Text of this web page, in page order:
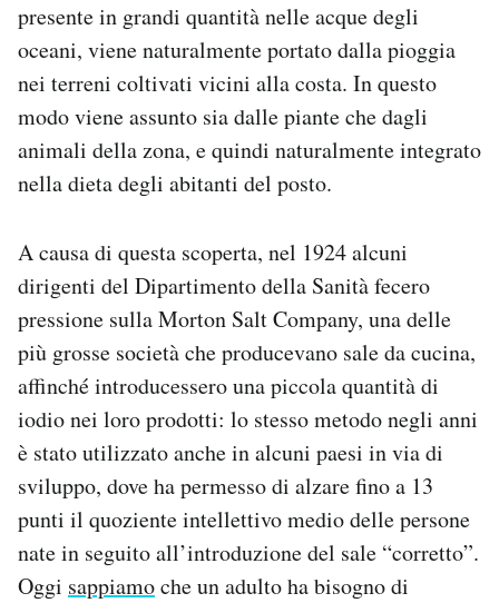
presente in grandi quantità nelle acque degli
oceani, viene naturalmente portato dalla pioggia
nei terreni coltivati vicini alla costa. In questo
modo viene assunto sia dalle piante che dagli
animali della zona, e quindi naturalmente integrato
nella dieta degli abitanti del posto.
A causa di questa scoperta, nel 1924 alcuni
dirigenti del Dipartimento della Sanità fecero
pressione sulla Morton Salt Company, una delle
più grosse società che producevano sale da cucina,
affinché introducessero una piccola quantità di
iodio nei loro prodotti: lo stesso metodo negli anni
è stato utilizzato anche in alcuni paesi in via di
sviluppo, dove ha permesso di alzare fino a 13
punti il quoziente intellettivo medio delle persone
nate in seguito all’introduzione del sale “corretto”.
Oggi sappiamoche un adulto ha bisogno di